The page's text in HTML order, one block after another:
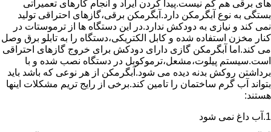
های برقی هم کم نیست.پیدا کردن ایراد و انجام کارهای تعمیراتی
بستگی به نوع آبگرمکن دارد.آبگرمکن برقی،گازهای احتراقی تولید
نمی کند و نیازی به دودکش ندارد.در این دستگاه ها از ترموستات در
کنار مخزن استفاده شده و کابل الکتریکی،دستگاه را به تابلو برق وصل
می کند.اما آبگرمکن گازی دارای دودکش برای خروج گازهای احتراقی
است.سیستم پیلوت،مشعل،ترموکوبل در دستگاه نصب شده و با
برداشتن روکش بدنه دیده می شود.آبگرمکن از هر نوعی که باشد باید
بتواند آب گرم ساختمان را تامین کند.برخی از رایج تریم مشکلات اینها
هستند:
1.آب داغ نمی شود